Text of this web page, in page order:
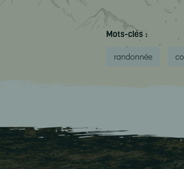
Mots-clés :
randonnée